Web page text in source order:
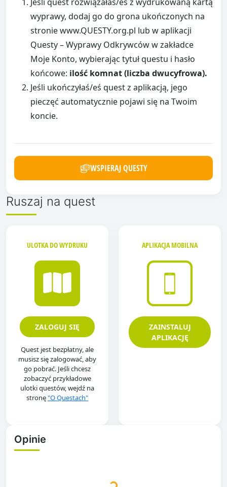
wyprawy, dodaj go do grona ukończonych na
stronie www.QUESTY.org.pl lub w aplikacji
Questy – Wyprawy Odkrywców w zakładce
Moje Konto, wybierając tytuł questu i hasło
końcowe: ilość komnat (liczba dwucyfrowa).
Jeśli ukończyłaś/eś quest z aplikacją, jego
pieczęć automatycznie pojawi się na Twoim
koncie.
WSPIERAJ QUESTY
Ruszaj na quest
ULOTKA DO WYDRUKU
ZALOGUJ SIĘ
Quest jest bezpłatny, ale
musisz się zalogować, aby
go pobrać. Jeśli chcesz
zobaczyć przykładowe
ulotki questów, wejdź na
stronę"O Questach"
APLIKACJA MOBILNA
ZAINSTALUJ
APLIKACJĘ
Opinie